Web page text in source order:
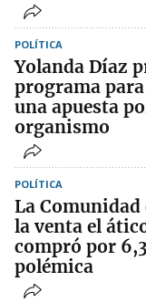
POLÍTICA
Yolanda Díaz
programa
una apuesta
organismo
POLÍTICA
La
la venta el
compró por
polémica